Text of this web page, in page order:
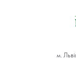
м.